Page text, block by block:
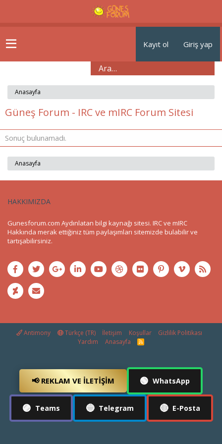
Kayıt ol Giriş yap
Anasayfa
Güneş Forum - IRC ve mIRC Forum Sitesi
Sonuç bulunamadı.
Anasayfa
HAKKIMIZDA
Gunesforum.com Aydınlatan bilgi kaynağı sitesi. IRC ve mIRC
Hakkında merak ettiğiniz tüm paylaşımları sitemizde bulabilir ve
tartışabilirsiniz.
Antimony Türkçe (TR) İletişim Koşullar
Gizlilik Politikası
Yardım
Anasayfa
R
S
📢 REKLAM VE İLETIŞIM 🟢 WhatsApp
🟣 Teams 🔵 Telegram 🔴 E-Posta